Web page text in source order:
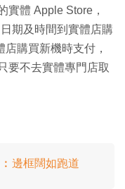
實體 Apple Store，
期及時間到實體店購
購買新機時支付，
要不去實體專門店取
邊框闊如跑道